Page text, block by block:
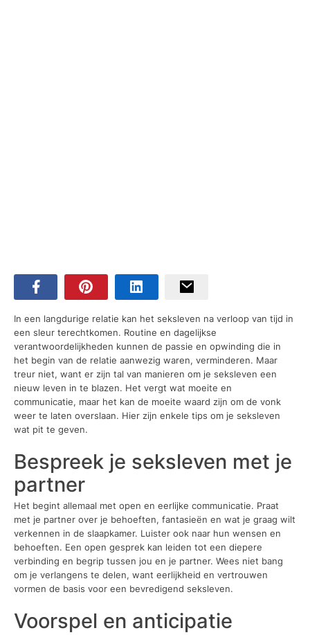
In een langdurige relatie kan het seksleven na verloop van tijd in
een sleur terechtkomen. Routine en dagelijkse
verantwoordelijkheden kunnen de passie en opwinding die in
het begin van de relatie aanwezig waren, verminderen. Maar
treur niet, want er zijn tal van manieren om je seksleven een
nieuw leven in te blazen. Het vergt wat moeite en
communicatie, maar het kan de moeite waard zijn om de vonk
weer te laten overslaan. Hier zijn enkele tips om je seksleven
wat pit te geven.
Bespreek je seksleven met je
partner
Het begint allemaal met open en eerlijke communicatie. Praat
met je partner over je behoeften, fantasieën en wat je graag wilt
verkennen in de slaapkamer. Luister ook naar hun wensen en
behoeften. Een open gesprek kan leiden tot een diepere
verbinding en begrip tussen jou en je partner. Wees niet bang
om je verlangens te delen, want eerlijkheid en vertrouwen
vormen de basis voor een bevredigend seksleven.
Voorspel en anticipatie